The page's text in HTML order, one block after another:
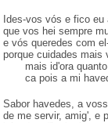
Ides-vos vós e fico eu
que vos hei sempre
e vós queredes com
porque cuidades mais
mais id'ora quanto
ca pois a mi
Sabor havedes, a
de me servir, amig', e